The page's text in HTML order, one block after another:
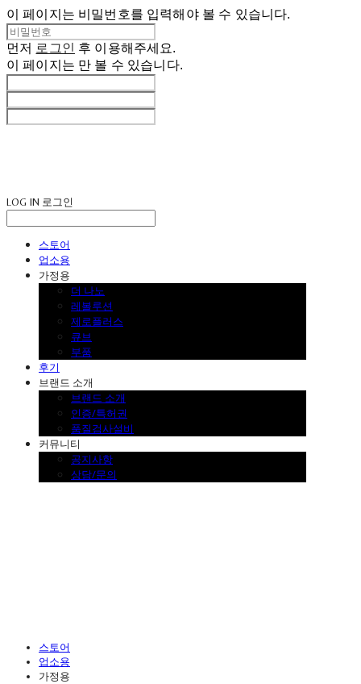
이 페이지는 비밀번호를 입력해야 볼 수 있습니다.
먼저 로그인 후 이용해주세요.
이 페이지는 만 볼 수 있습니다.
LOG IN 로그인
스토어
업소용
가정용
더 나노
레볼루션
제로플러스
큐브
부품
후기
브랜드 소개
브랜드 소개
인증/특허권
품질검사설비
커뮤니티
공지사항
상담/문의
스토어
업소용
가정용